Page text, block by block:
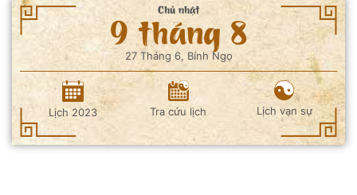
Chủ nhật
9 tháng 8
27 Tháng 6, Bính Ngọ
Lịch 2023 Tra cứu lịch Lịch vạn sự